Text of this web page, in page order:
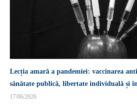
Lecția amară a pandemiei: vaccinarea
sănătate publică, libertate individuală și
17/06/2026